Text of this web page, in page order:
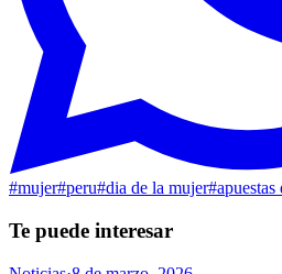
#mujer#peru#dia de la mujer#
Te puede interesar